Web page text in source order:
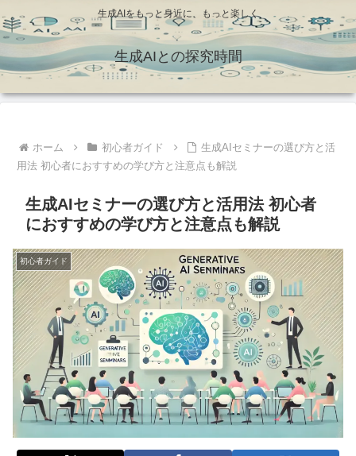
生成AIをもっと身近に、もっと楽しく
生成AIとの探究時間
ホーム 初心者ガイド
生成AIセミナーの選び方と活
用法 初心者におすすめの学び方と注意点も解説
生成AIセミナーの選び方と活用法 初心者
におすすめの学び方と注意点も解説
初心者ガイド